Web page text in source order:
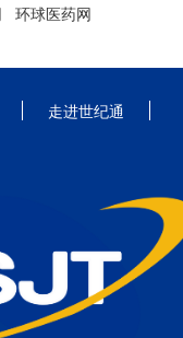
环球医药网
走进世纪通